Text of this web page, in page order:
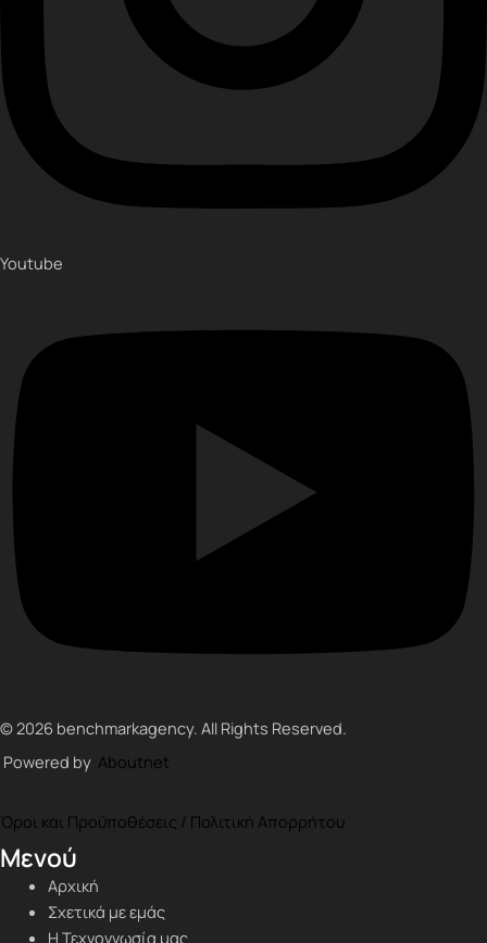
Youtube
© 2026 benchmarkagency. All Rights Reserved.
Powered by Aboutnet
Όροι και Προϋποθέσεις / Πολιτική Απορρήτου
Μενού
Αρχική
Σχετικά με εμάς
Η Τεχνογνωσία μας